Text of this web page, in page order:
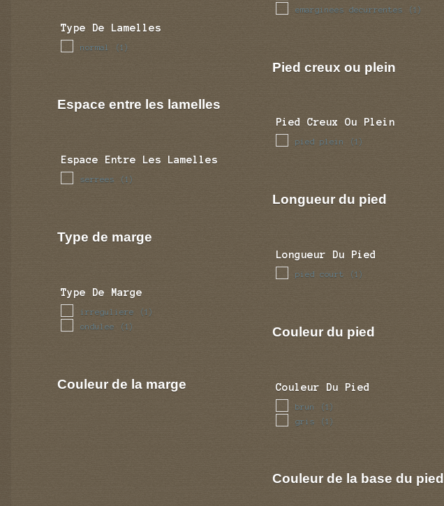
Type De Lamelles
normal (1)
Espace entre les lamelles
Espace Entre Les Lamelles
serrees (1)
Type de marge
Type De Marge
irreguliere (1)
ondulee (1)
Couleur de la marge
emarginees decurrentes (1)
Pied creux ou plein
Pied Creux Ou Plein
pied plein (1)
Longueur du pied
Longueur Du Pied
pied court (1)
Couleur du pied
Couleur Du Pied
brun (1)
gris (1)
Couleur de la base du pied